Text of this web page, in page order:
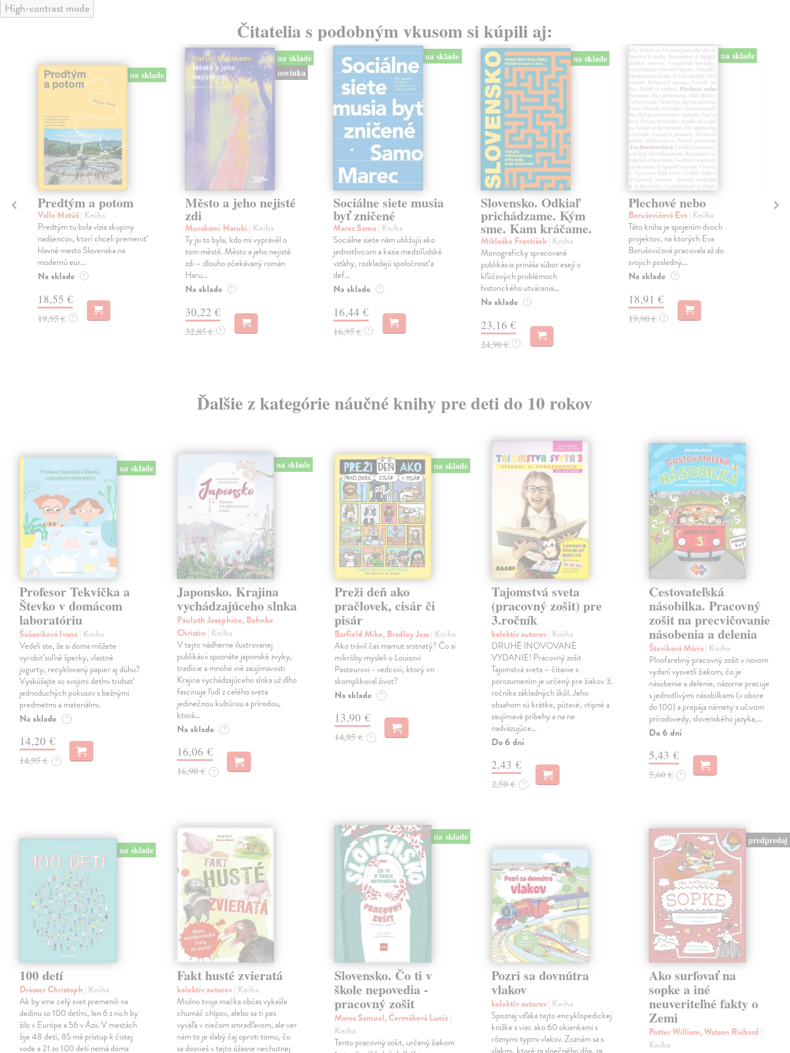
High-contrast mode
Čitatelia s podobným vkusom si kúpili aj:
na sklade
Predtým a potom
Vallo Matúš| Kniha
Predtým tu bola vízia skupiny
nadšencov, ktorí chceli premeniť
hlavné mesto Slovenska na
modernú eur...
Na sklade ?
18,55 €
19,95 € ?
na sklade
novinka
Město a jeho nejisté
zdi
Murakami Haruki | Kniha
Ty jsi to byla, kdo mi vyprávěl o
tom městě. Město a jeho nejisté
zdi – dlouho očekávaný román
Haru...
Na sklade ?
30,22 €
32,85 € ?
na sklade
Sociálne siete musia
byť zničené
Marec Samo| Kniha
Sociálne siete nám ubližujú ako
jednotlivcom a kazia medziľudské
vzťahy, rozkladajú spoločnosť a
def...
Na sklade ?
16,44 €
16,95 € ?
na sklade
Slovensko. Odkiaľ
prichádzame. Kým
sme. Kam kráčame.
Mikloško František| Kniha
Monograficky spracovaná
publikácia prináša súbor esejí o
kľúčových problémoch
historického utvárania...
Na sklade ?
23,16 €
24,90 € ?
na sklade
Plechové nebo
Borušovičová Eva| Kniha
Táto kniha je spojením dvoch
projektov, na ktorých Eva
Borušovičová pracovala až do
svojich posledný...
Na sklade ?
18,91 €
19,90 € ?
Ďalšie z kategórie náučné knihy pre deti do 10 rokov
na sklade
Profesor Tekvička a
Števko v domácom
laboratóriu
Šušaníková Ivana| Kniha
Vedeli ste, že si doma môžete
vyrobiť soľné šperky, vlastné
jogurty, recyklovaný papier aj dúhu?
Vyskúšajte so svojimi deťmi tridsať
jednoduchých pokusov s bežnými
predmetmi a materiálmi.
Na sklade ?
14,20 €
14,95 € ?
na sklade
Japonsko. Krajina
vychádzajúceho slnka
Pauluth Josephine, Bohnke
Christin | Kniha
V tejto nádherne ilustrovanej
publikácii spoznáte japonské zvyky,
tradície a mnohé iné zaujímavosti
Krajina vychádzajúceho slnka už dlho
fascinuje ľudí z celého sveta
jedinečnou kultúrou a prírodou,
ktorá…
Na sklade ?
16,06 €
16,90 € ?
na sklade
Preži deň ako
pračlovek, cisár či
pisár
Barfield Mike, Bradley Jess| Kniha
Ako trávil čas mamut srstnatý? Čo si
mikróby mysleli o Louisovi
Pasteurovi - vedcovi, ktorý im
skomplikoval život?
Na sklade ?
13,90 €
14,95 € ?
Tajomstvá sveta
(pracovný zošit) pre
3.ročník
kolektív autorov| Kniha
DRUHÉ INOVOVANÉ
VYDANIE! Pracovný zošit
Tajomstvá sveta – čítanie s
porozumením je určený pre žiakov 3.
ročníka základných škôl. Jeho
obsahom sú krátke, pútavé, vtipné a
zaujímavé príbehy a na ne
nadväzujúce…
Do 6 dní
2,43 €
2,50 € ?
Cestovateľská
násobilka. Pracovný
zošit na precvičovanie
násobenia a delenia
Števíková Mária| Kniha
Plnofarebný pracovný zošit v novom
vydaní vysvetlí žiakom, čo je
násobenie a delenie, názorne pracuje
s jednotlivými násobilkami (v obore
do 100) a prepája námety s učivom
prírodovedy, slovenského jazyka,…
Do 6 dní
5,43 €
5,60 € ?
na sklade
100 detí
Drösser Christoph | Kniha
Ak by sme celý svet premenili na
dedinu so 100 deťmi, len 6 z nich by
žilo v Európe a 56 v Ázii. V mestách
žije 48 detí, 85 má prístup k čistej
vode a 21 zo 100 detí nemá doma
Fakt husté zvieratá
kolektív autorov| Kniha
Možno tvoja mačka občas vykašle
chumáč chlpov, alebo sa ti pes
vyváľa v niečom smradľavom, ale ver
nám to je slabý čaj oproti tomu, čo
sa dozvieš v tejto úžasne nechutnej
na sklade
Slovensko. Čo ti v
škole nepovedia -
pracovný zošit
Marec Samuel, Čermáková Lucia|
Kniha
Tento pracovný zošit, určený žiakom
Pozri sa dovnútra
vlakov
kolektív autorov| Kniha
Spoznaj vďaka tejto encyklopedickej
knižke s viac ako 60 okienkami s
rôznymi typmi vlakov. Zoznám sa s
predpredaj
Ako surfovať na
sopke a iné
neuveriteľné fakty o
Zemi
Potter William, Watson Richard |
Kniha